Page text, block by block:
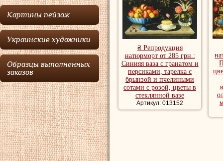
Картины пейзаж
Украинские художники
Образцы выполненных
заказов
красивые
картины
₴ Репродукция
натюрморт от 285 грн.:
Синияя ваза с гранатом и
персиками, тарелка с
брынзой и пчелиными
сотами с розой, цветы в
стеклянной вазе
Артикул: 013152